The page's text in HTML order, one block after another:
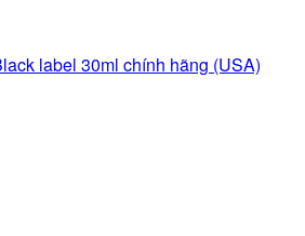
label 30ml chính hãng (USA)